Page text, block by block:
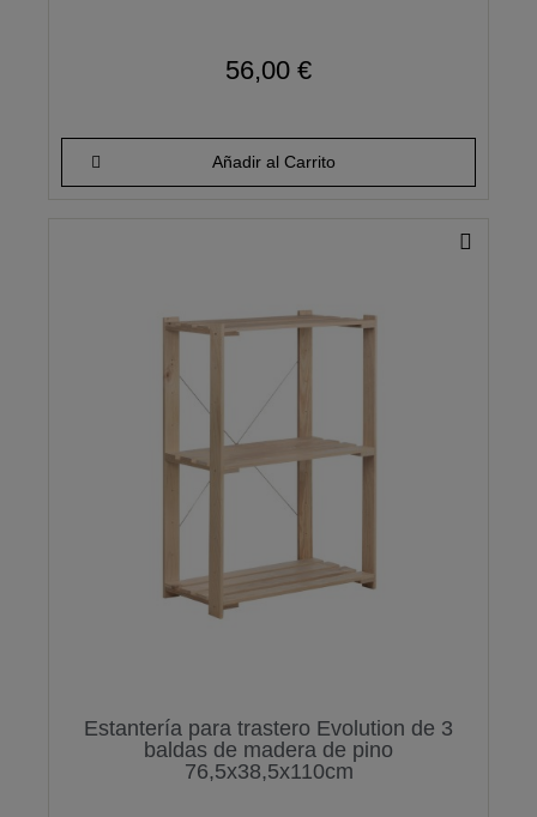
56,00 €
Añadir al Carrito
Estantería para trastero Evolution de 3
baldas de madera de pino
76,5x38,5x110cm